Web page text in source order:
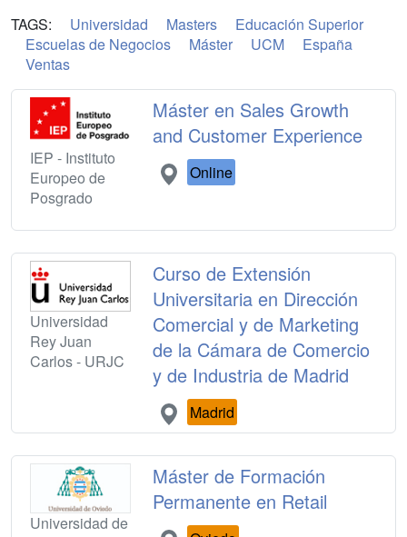
TAGS: Universidad Masters
Educación Superior
Escuelas de Negocios
Máster UCM
España
Ventas
IEP - Instituto
Europeo de
Posgrado
Máster en Sales Growth
and Customer Experience
Online
Universidad
Rey Juan
Carlos - URJC
Curso de Extensión
Universitaria en Dirección
Comercial y de Marketing
de la Cámara de Comercio
y de Industria de Madrid
Madrid
Universidad de
Máster de Formación
Permanente en Retail